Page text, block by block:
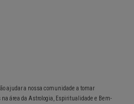
ajudar a nossa comunidade a tomar
área da Astrologia, Espiritualidade e Bem-